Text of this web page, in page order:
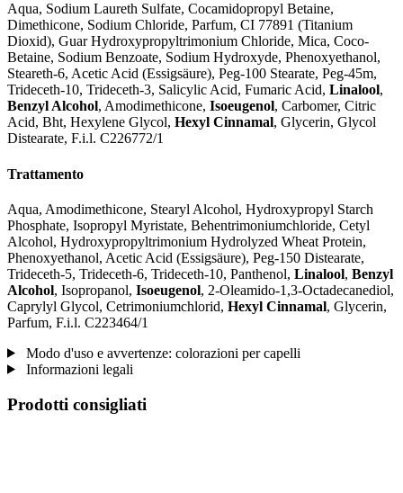
Aqua, Sodium Laureth Sulfate, Cocamidopropyl Betaine,
Dimethicone, Sodium Chloride, Parfum, CI 77891 (Titanium
Dioxid), Guar Hydroxypropyltrimonium Chloride, Mica, Coco-
Betaine, Sodium Benzoate, Sodium Hydroxyde, Phenoxyethanol,
Steareth-6, Acetic Acid (Essigsäure), Peg-100 Stearate, Peg-45m,
Trideceth-10, Trideceth-3, Salicylic Acid, Fumaric Acid, Linalool,
Benzyl Alcohol, Amodimethicone, Isoeugenol, Carbomer, Citric
Acid, Bht, Hexylene Glycol, Hexyl Cinnamal, Glycerin, Glycol
Distearate, F.i.l. C226772/1
Trattamento
Aqua, Amodimethicone, Stearyl Alcohol, Hydroxypropyl Starch
Phosphate, Isopropyl Myristate, Behentrimoniumchloride, Cetyl
Alcohol, Hydroxypropyltrimonium Hydrolyzed Wheat Protein,
Phenoxyethanol, Acetic Acid (Essigsäure), Peg-150 Distearate,
Trideceth-5, Trideceth-6, Trideceth-10, Panthenol, Linalool, Benzyl
Alcohol, Isopropanol, Isoeugenol, 2-Oleamido-1,3-Octadecanediol,
Caprylyl Glycol, Cetrimoniumchlorid, Hexyl Cinnamal, Glycerin,
Parfum, F.i.l. C223464/1
Modo d'uso e avvertenze: colorazioni per capelli
Informazioni legali
Prodotti consigliati